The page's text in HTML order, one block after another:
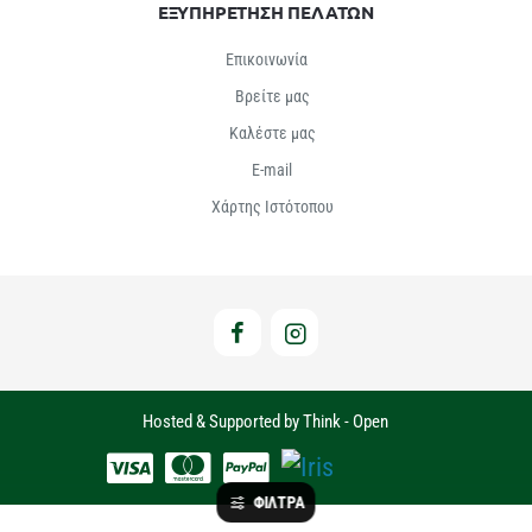
ΕΞΥΠΗΡΕΤΗΣΗ ΠΕΛΑΤΩΝ
Επικοινωνία
Βρείτε μας
Καλέστε μας
E-mail
Χάρτης Ιστότοπου
Hosted & Supported by Think - Open
ΦΙΛΤΡΑ